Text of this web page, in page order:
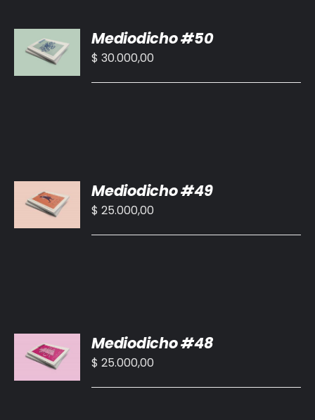
AL
CARRITO
/
Mediodicho #50
$ 30.000,00
AL
CARRITO
/
Mediodicho #49
$ 25.000,00
AL
CARRITO
/
Mediodicho #48
$ 25.000,00